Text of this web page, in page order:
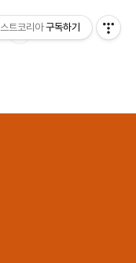
트코리아 구독하기